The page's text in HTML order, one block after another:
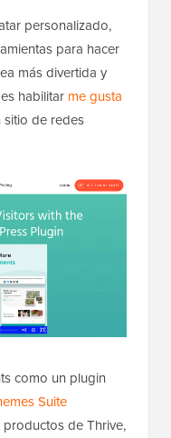
personalizado,
para hacer
más divertida y
habilitar me gusta
sitio de redes
como un plugin
Suite
de Thrive,